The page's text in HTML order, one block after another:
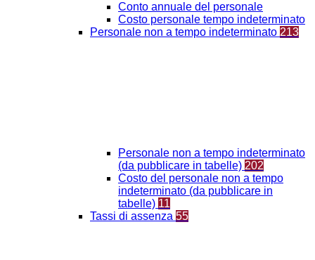
Conto annuale del personale
Costo personale tempo indeterminato
Personale non a tempo indeterminato 213
Personale non a tempo indeterminato
(da pubblicare in tabelle) 202
Costo del personale non a tempo
indeterminato (da pubblicare in
tabelle) 11
Tassi di assenza 55